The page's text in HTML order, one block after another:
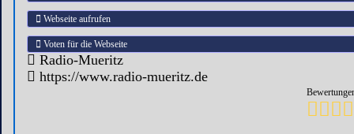
Webseite aufrufen
Voten für die Webseite
Radio-Mueritz
https://www.radio-mueritz.de